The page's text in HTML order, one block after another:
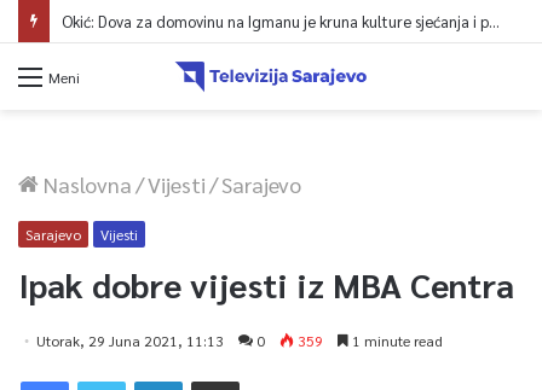
Okić: Dova za domovinu na Igmanu je kruna kulture sjećanja i poruka jedinstva
Meni
Naslovna/Vijesti/Sarajevo
Sarajevo Vijesti
Ipak dobre vijesti iz MBA Centra
Utorak, 29 Juna 2021, 11:13 0 359 1 minute read